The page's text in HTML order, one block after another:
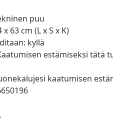
puu
63 cm (L x S x K)
kyllä
estämiseksi tätä
kaatumisen